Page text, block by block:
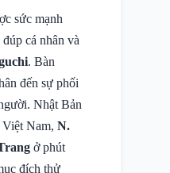
sức mạnh
cá nhân và
. Bàn
đến sự phối
Nhật Bản
Nam, N.
ở phút
đích thử